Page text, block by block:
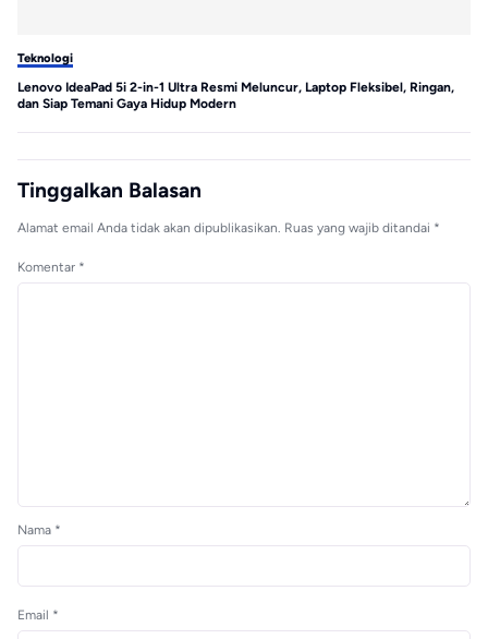
Teknologi
Lenovo IdeaPad 5i 2-in-1 Ultra Resmi Meluncur, Laptop Fleksibel, Ringan,
dan Siap Temani Gaya Hidup Modern
Tinggalkan Balasan
Alamat email Anda tidak akan dipublikasikan. Ruas yang wajib ditandai *
Komentar *
Nama *
Email *